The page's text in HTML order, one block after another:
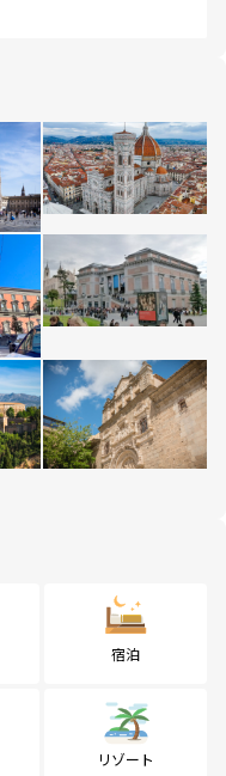
宿泊
リゾート